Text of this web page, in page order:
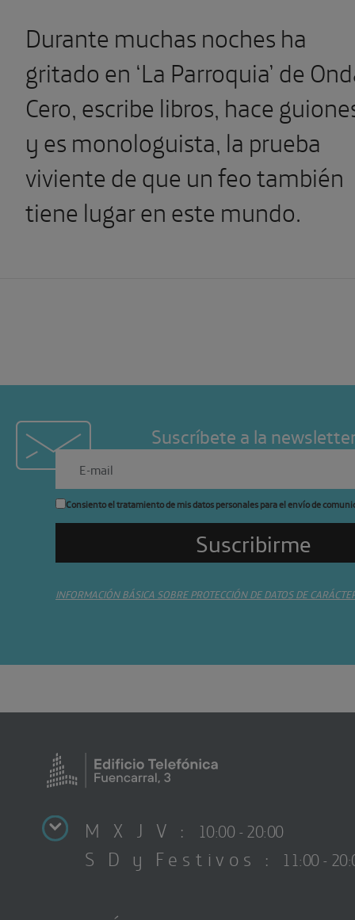
Durante muchas noches ha
gritado en ‘La Parroquia’ de
Cero, escribe libros, hace
y es monologuista, la prueba
viviente de que un feo también
tiene lugar en este mundo.
Suscríbete a la
Consiento el tratamiento de mis datos personales para el envío de
INFORMACIÓN BÁSICA SOBRE PROTECCIÓN DE DATOS DE
M X J V : 10:00 - 20:00
S D y Festivos : 11:00 -